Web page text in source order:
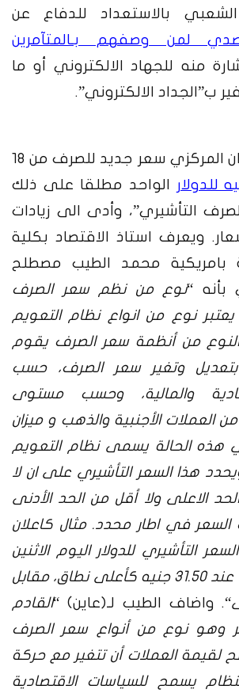
بالاستعداد للدفاع عن
لمن وصفهم بـالمتآمرين
منه للجهاد الالكتروني أو ما
ب”الجداد الالكتروني”.
وضع بنك السودان المركزي سعر جديد للصرف من 18
الواحد مطلقا على ذلك
التأشيري”، وأدى الى زيادات
ويعرف استاذ الاقتصاد بكلية
بامريكية محمد الطيب مصطلح
بأنه “نوع من نظم سعر الصرف
يعتبر نوع من انواع نظام التعويم
من أنظمة سعر الصرف يقوم
بتعديل وتغير سعر الصرف، حسب
والمالية، وحسب مستوى
العملات الأجنبية والذهب و ميزان
هذه الحالة يسمى نظام التعويم
هذا السعر التأشيري على ان لا
الاعلى ولا أقل من الحد الأدنى
في اطار محدد. مثال كاعلان
التأشيري للدولار اليوم الاثنين
سيكون 30 جنيهاً عند 31.50 جنيه كأعلى نطاق، مقابل
“. واضاف الطيب لـ(عاين) “القادم
وهو نوع من أنواع سعر الصرف
لقيمة العملات أن تتغير مع حركة
يسمح للسياسات الاقتصادية